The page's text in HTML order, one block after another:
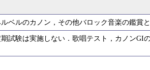
ベルのカノン，その他バロック音楽の鑑賞
試験は実施しない．歌唱テスト，カノンGI